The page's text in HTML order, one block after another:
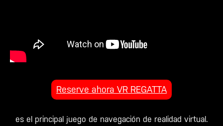
Reserve ahora VR REGATTA
es el principal juego de navegación de realidad virtual.